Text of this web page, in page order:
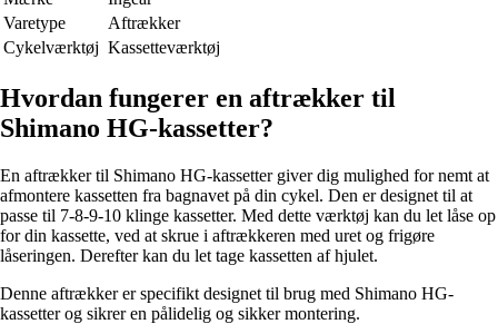
Varetype
Aftrækker
Cykelværktøj Kassetteværktøj
Hvordan fungerer en aftrækker til
Shimano HG-kassetter?
En aftrækker til Shimano HG-kassetter giver dig mulighed for nemt at
afmontere kassetten fra bagnavet på din cykel. Den er designet til at
passe til 7-8-9-10 klinge kassetter. Med dette værktøj kan du let låse op
for din kassette, ved at skrue i aftrækkeren med uret og frigøre
låseringen. Derefter kan du let tage kassetten af hjulet.
Denne aftrækker er specifikt designet til brug med Shimano HG-
kassetter og sikrer en pålidelig og sikker montering.